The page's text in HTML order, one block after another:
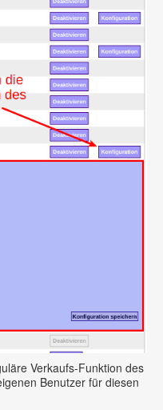
Verkaufs-Funktion des
Benutzer für diesen